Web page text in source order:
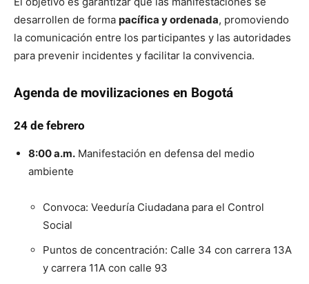
desarrollen de forma pacífica y ordenada, promoviendo
la comunicación entre los participantes y las autoridades
para prevenir incidentes y facilitar la convivencia.
Agenda de movilizaciones en Bogotá
24 de febrero
8:00 a.m. Manifestación en defensa del medio
ambiente
Convoca: Veeduría Ciudadana para el Control
Social
Puntos de concentración: Calle 34 con carrera 13A
y carrera 11A con calle 93